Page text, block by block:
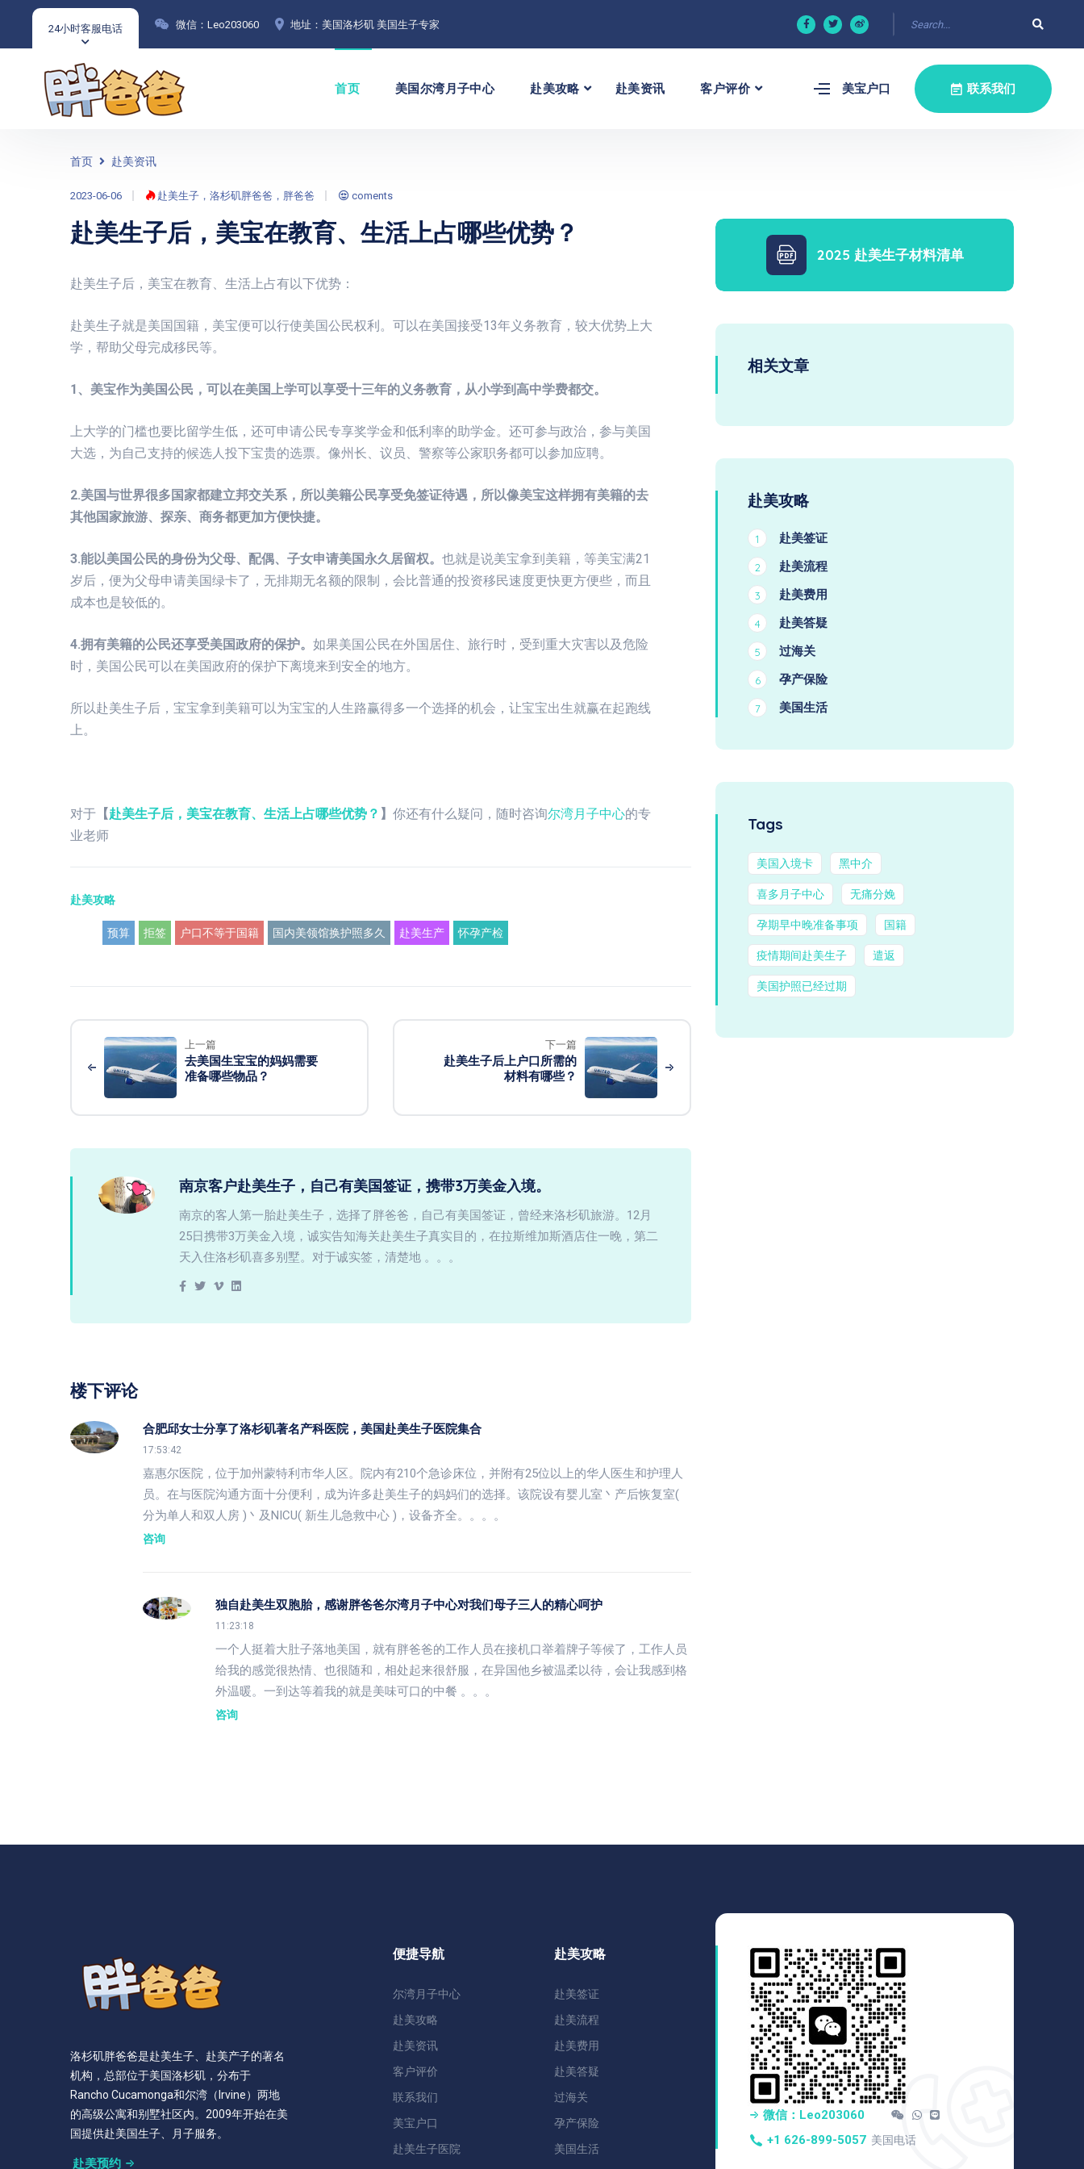
24小时客服电话 微信：Leo203060 地址：美国洛杉矶 美国生子专家
首页 美国尔湾月子中心 赴美攻略 赴美资讯 客户评价 美宝户口 联系我们
首页 赴美资讯
2023-06-06 赴美生子，洛杉矶胖爸爸，胖爸爸 coments
赴美生子后，美宝在教育、生活上占哪些优势？
赴美生子后，美宝在教育、生活上占有以下优势：
赴美生子就是美国国籍，美宝便可以行使美国公民权利。可以在美国接受13年义务教育，较大优势上大
学，帮助父母完成移民等。
1、美宝作为美国公民，可以在美国上学可以享受十三年的义务教育，从小学到高中学费都交。
上大学的门槛也要比留学生低，还可申请公民专享奖学金和低利率的助学金。还可参与政治，参与美国
大选，为自己支持的候选人投下宝贵的选票。像州长、议员、警察等公家职务都可以参加应聘。
2.美国与世界很多国家都建立邦交关系，所以美籍公民享受免签证待遇，所以像美宝这样拥有美籍的去
其他国家旅游、探亲、商务都更加方便快捷。
3.能以美国公民的身份为父母、配偶、子女申请美国永久居留权。 也就是说美宝拿到美籍，等美宝满21
岁后，便为父母申请美国绿卡了，无排期无名额的限制，会比普通的投资移民速度更快更方便些，而且
成本也是较低的。
4.拥有美籍的公民还享受美国政府的保护。 如果美国公民在外国居住、旅行时，受到重大灾害以及危险
时，美国公民可以在美国政府的保护下离境来到安全的地方。
所以赴美生子后，宝宝拿到美籍可以为宝宝的人生路赢得多一个选择的机会，让宝宝出生就赢在起跑线
上。
对于 【赴美生子后，美宝在教育、生活上占哪些优势？ 】 你还有什么疑问，随时咨询尔湾月子中心的专
业老师
赴美攻略
预算 拒签 户口不等于国籍 国内美领馆换护照多久 赴美生产 怀孕产检
上一篇
去美国生宝宝的妈妈需要
准备哪些物品？
下一篇
赴美生子后上户口所需的
材料有哪些？
南京客户赴美生子，自己有美国签证，携带3万美金入境。
南京的客人第一胎赴美生子，选择了胖爸爸，自己有美国签证，曾经来洛杉矶旅游。12月
25日携带3万美金入境，诚实告知海关赴美生子真实目的，在拉斯维加斯酒店住一晚，第二
天入住洛杉矶喜多别墅。对于诚实签，清楚地 。。。
楼下评论
合肥邱女士分享了洛杉矶著名产科医院，美国赴美生子医院集合
17:53:42
嘉惠尔医院，位于加州蒙特利市华人区。院内有210个急诊床位，并附有25位以上的华人医生和护理人
员。在与医院沟通方面十分便利，成为许多赴美生子的妈妈们的选择。该院设有婴儿室丶产后恢复室(
分为单人和双人房 )丶及NICU( 新生儿急救中心 )，设备齐全。。。。
咨询
独自赴美生双胞胎，感谢胖爸爸尔湾月子中心对我们母子三人的精心呵护
11:23:18
一个人挺着大肚子落地美国，就有胖爸爸的工作人员在接机口举着牌子等候了，工作人员
给我的感觉很热情、也很随和，相处起来很舒服，在异国他乡被温柔以待，会让我感到格
外温暖。一到达等着我的就是美味可口的中餐 。。。
咨询
2025 赴美生子材料清单
相关文章
赴美攻略
1 赴美签证
2 赴美流程
3 赴美费用
4 赴美答疑
5 过海关
6 孕产保险
7 美国生活
Tags
美国入境卡 黑中介
喜多月子中心 无痛分娩
孕期早中晚准备事项 国籍
疫情期间赴美生子 遣返
美国护照已经过期
洛杉矶胖爸爸是赴美生子、赴美产子的著名
机构，总部位于美国洛杉矶，分布于
Rancho Cucamonga和尔湾（Irvine）两地
的高级公寓和别墅社区内。2009年开始在美
国提供赴美国生子、月子服务。
赴美预约
便捷导航
尔湾月子中心
赴美攻略
赴美资讯
客户评价
联系我们
美宝户口
赴美生子医院
赴美攻略
赴美签证
赴美流程
赴美费用
赴美答疑
过海关
孕产保险
美国生活
微信：Leo203060
+1 626-899-5057 美国电话